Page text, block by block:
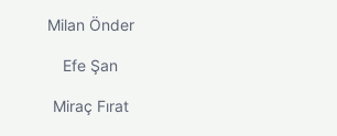
Milan Önder
Efe Şan
Miraç Fırat